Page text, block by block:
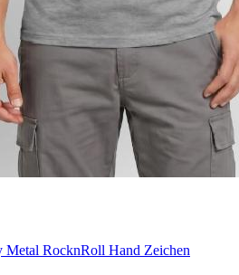
Metal RocknRoll Hand Zeichen